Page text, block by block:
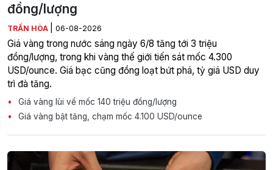
đồng/lượng
TRẦN HÒA 06-08-2026
Giá vàng trong nước sáng ngày 6/8 tăng tới 3 triệu
đồng/lượng, trong khi vàng thế giới tiến sát mốc 4.300
USD/ounce. Giá bạc cũng đồng loạt bứt phá, tỷ giá USD duy
trì đà tăng.
Giá vàng lùi về mốc 140 triệu đồng/lượng
Giá vàng bật tăng, chạm mốc 4.100 USD/ounce